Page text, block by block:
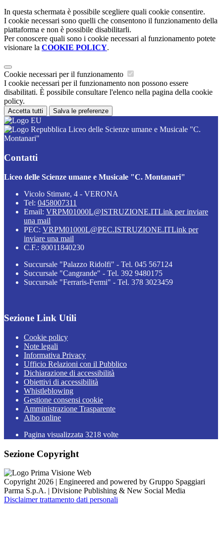
In questa schermata è possibile scegliere quali cookie consentire.
I cookie necessari sono quelli che consentono il funzionamento della
piattaforma e non è possibile disabilitarli.
Per conoscere quali sono i cookie necessari al funzionamento potete
visionare la COOKIE POLICY.
Cookie necessari per il funzionamento
I cookie necessari per il funzionamento non possono essere
disabilitati. È possibile consultare l'elenco nella pagina della cookie
policy.
Accetta tutti Salva le preferenze
Liceo delle Scienze umane e Musicale "C.
Montanari"
Contatti
Liceo delle Scienze umane e Musicale "C. Montanari"
Vicolo Stimate, 4 - VERONA
Tel: 0458007311
Email: VRPM01000L@ISTRUZIONE.ITLink per inviare
una mail
PEC: VRPM01000L@PEC.ISTRUZIONE.ITLink per
inviare una mail
C.F.: 80011840230
Succursale "Palazzo Ridolfi" - Tel. 045 567124
Succursale "Cangrande" - Tel. 392 9480175
Succursale "Ferraris-Fermi" - Tel. 378 3023459
Sezione Link Utili
Cookie policy
Note legali
Informativa Privacy
Ufficio Relazioni con il Pubblico
Dichiarazione di accessibilità
Obiettivi di accessibilità
Whistleblowing
Gestione consensi cookie
Amministrazione Trasparente
Albo online
Pagina visualizzata 3218 volte
Sezione Copyright
Copyright 2026 | Engineered and powered by Gruppo Spaggiari
Parma S.p.A. | Divisione Publishing & New Social Media
Disclaimer trattamento dati personali